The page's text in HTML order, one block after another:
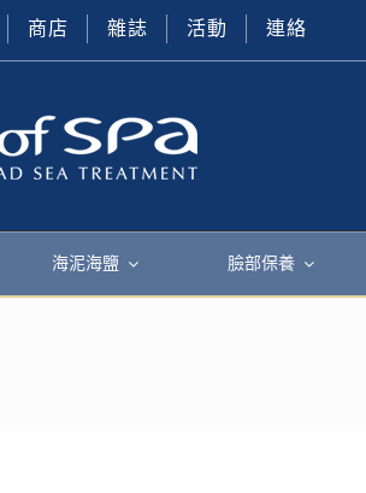
商店 雜誌 活動 連絡
海泥海鹽 臉部保養